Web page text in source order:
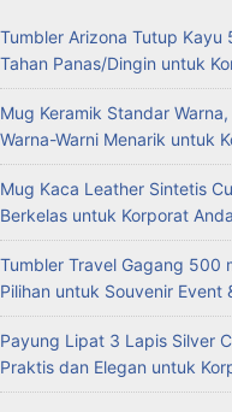
Tumbler Arizona Tutup Kayu
Tahan Panas/Dingin untuk
Mug Keramik Standar
Warna-Warni Menarik untuk
Mug Kaca Leather Sintetis
Berkelas untuk Korporat Anda
Tumbler Travel Gagang 500
Pilihan untuk Souvenir Event
Payung Lipat 3 Lapis Silver
Praktis dan Elegan untuk